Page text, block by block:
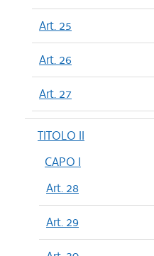
Art. 25
Art. 26
Art. 27
TITOLO II
CAPO I
Art. 28
Art. 29